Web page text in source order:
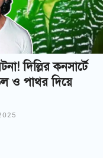
দিল্লির কনসার্টে
ও পাথর দিয়ে